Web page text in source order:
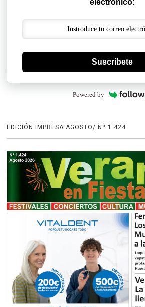
electrónico:
Suscríbete
Powered by
EDICIÓN IMPRESA AGOSTO/ Nº 1.424